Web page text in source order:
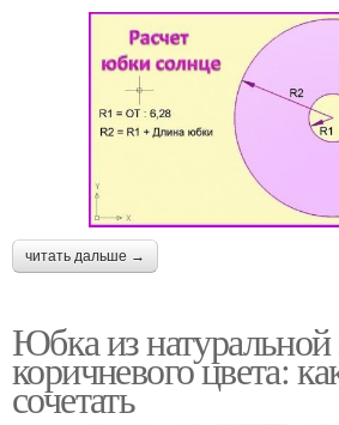
читать дальше →
Юбка из
коричневого цвета:
сочетать